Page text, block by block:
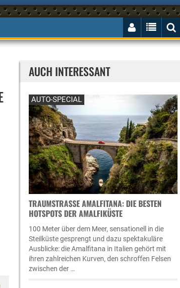
AUCH INTERESSANT
AUTO-SPECIAL
TRAUMSTRASSE AMALFITANA: DIE BESTEN H
OTSPOTS DER AMALFIKÜSTE
100 Meter über dem Meer, sensationell in die
Steilküste gesprengt und dazu spektakuläre
Ausblicke: die Amalfitana in Italien gehört mit
ihren zahlreichen Kurven, den schroffen Felsen
zwischen der …